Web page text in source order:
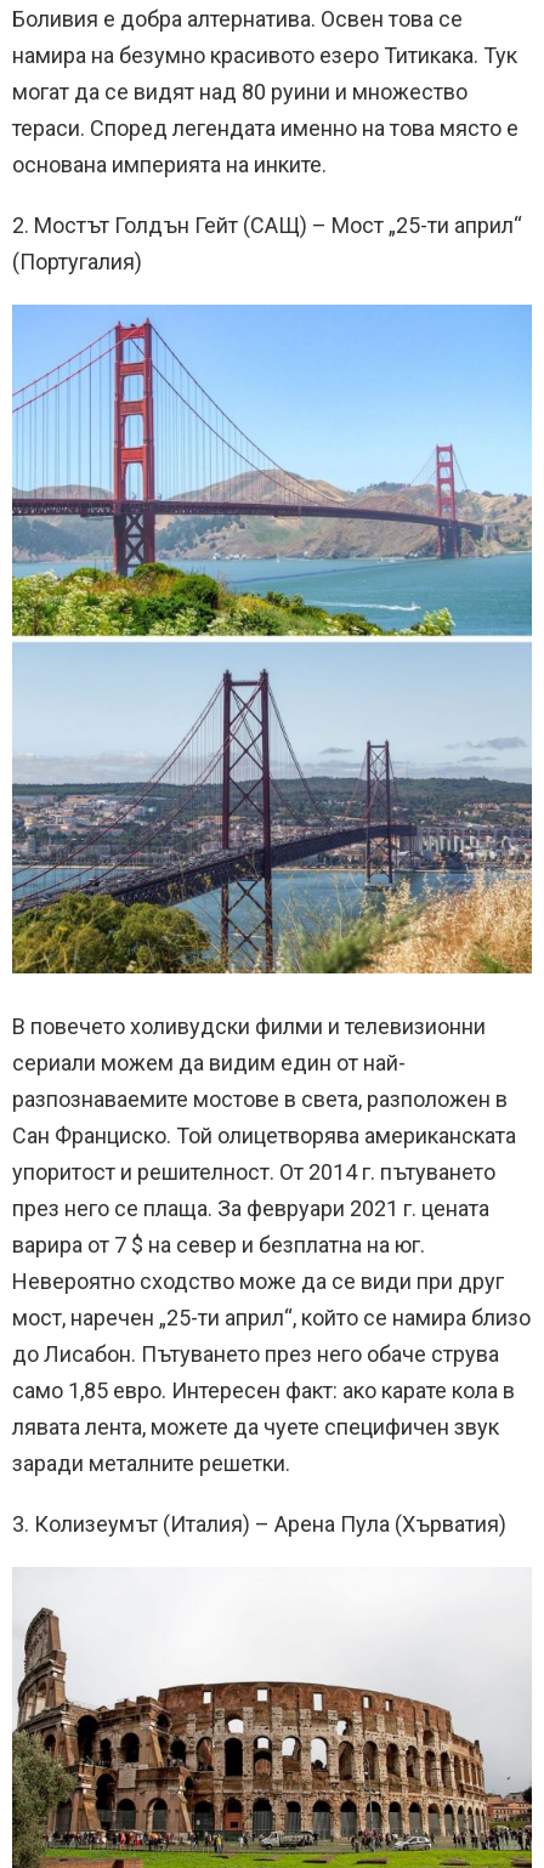
Боливия е добра алтернатива. Освен това се
намира на безумно красивото езеро Титикака. Тук
могат да се видят над 80 руини и множество
тераси. Според легендата именно на това място е
основана империята на инките.
2. Мостът Голдън Гейт (САЩ) – Мост „25-ти април“
(Португалия)
В повечето холивудски филми и телевизионни
сериали можем да видим един от най-
разпознаваемите мостове в света, разположен в
Сан Франциско. Той олицетворява американската
упоритост и решителност. От 2014 г. пътуването
през него се плаща. За февруари 2021 г. цената
варира от 7 $ на север и безплатна на юг.
Невероятно сходство може да се види при друг
мост, наречен „25-ти април“, който се намира близо
до Лисабон. Пътуването през него обаче струва
само 1,85 евро. Интересен факт: ако карате кола в
лявата лента, можете да чуете специфичен звук
заради металните решетки.
3. Колизеумът (Италия) – Арена Пула (Хърватия)